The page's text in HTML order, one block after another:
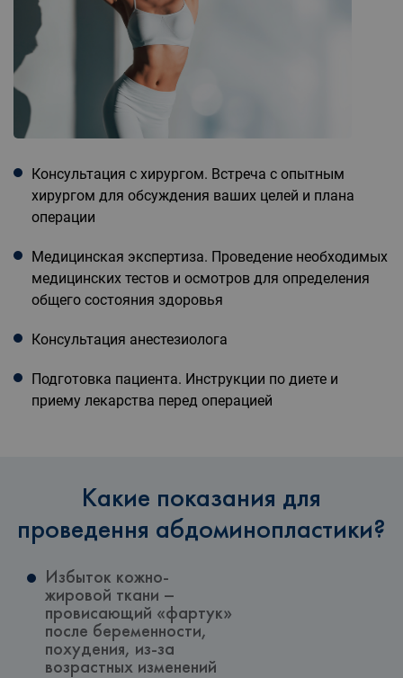
Консультация с хирургом. Встреча с опытным
хирургом для обсуждения ваших целей и плана
операции
Медицинская экспертиза. Проведение необходимых
медицинских тестов и осмотров для определения
общего состояния здоровья
Консультация анестезиолога
Подготовка пациента. Инструкции по диете и
приему лекарства перед операцией
Какие показания для
проведення абдоминопластики?
Избыток кожно-
жировой ткани –
провисающий «фартук»
после беременности,
похудения, из-за
возрастных изменений